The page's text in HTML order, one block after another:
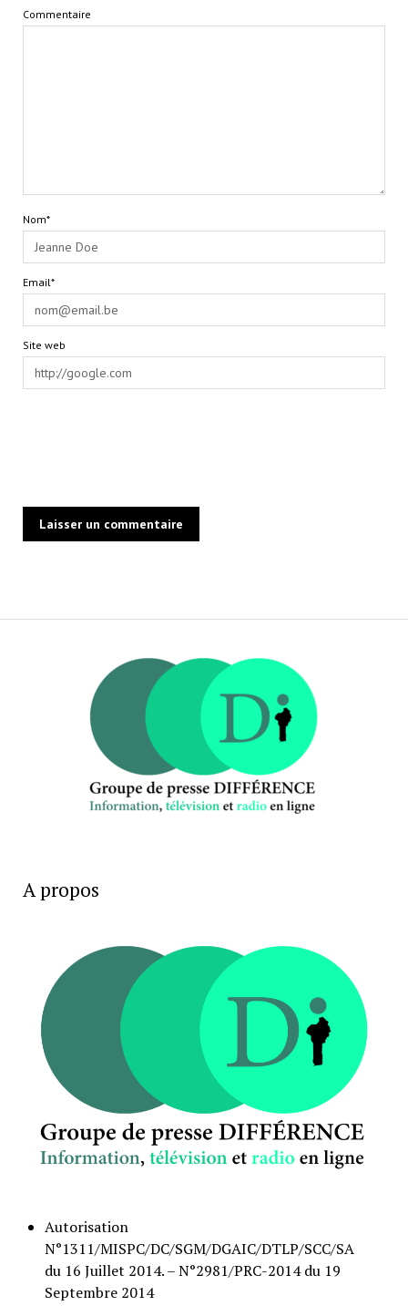
Commentaire
Nom*
Email*
Site web
A propos
Autorisation
N°1311/MISPC/DC/SGM/DGAIC/DTLP/SCC/SA
du 16 Juillet 2014. – N°2981/PRC-2014 du 19
Septembre 2014